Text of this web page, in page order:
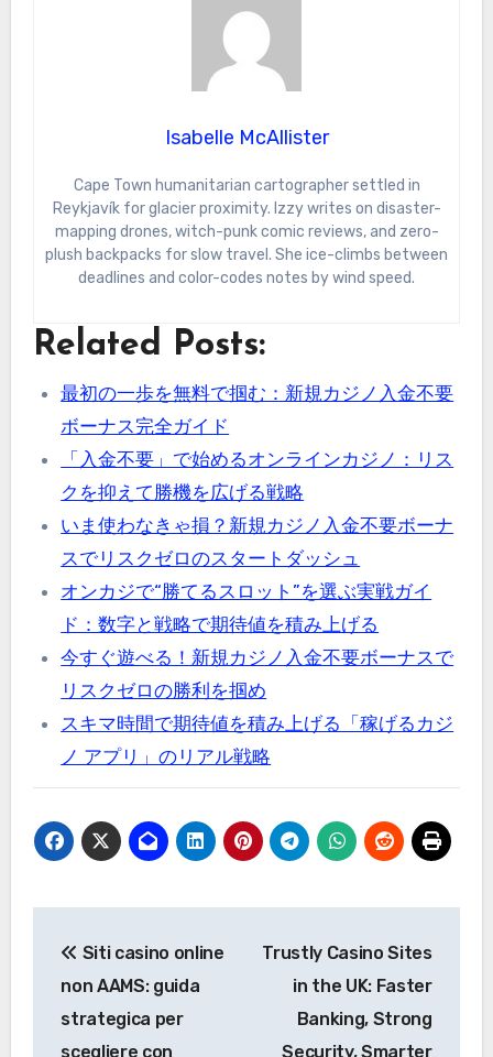
Isabelle McAllister
Cape Town humanitarian cartographer settled in
Reykjavík for glacier proximity. Izzy writes on disaster-
mapping drones, witch-punk comic reviews, and zero-
plush backpacks for slow travel. She ice-climbs between
deadlines and color-codes notes by wind speed.
Related Posts:
最初の一歩を無料で掴む：新規カジノ入金不要
ボーナス完全ガイド
「入金不要」で始めるオンラインカジノ：リス
クを抑えて勝機を広げる戦略
いま使わなきゃ損？新規カジノ入金不要ボーナ
スでリスクゼロのスタートダッシュ
オンカジで“勝てるスロット”を選ぶ実戦ガイ
ド：数字と戦略で期待値を積み上げる
今すぐ遊べる！新規カジノ入金不要ボーナスで
リスクゼロの勝利を掴め
スキマ時間で期待値を積み上げる「稼げるカジ
ノ アプリ」のリアル戦略
navigation
Siti casino online
non AAMS: guida
strategica per
scegliere con
Trustly Casino Sites
in the UK: Faster
Banking, Strong
Security, Smarter